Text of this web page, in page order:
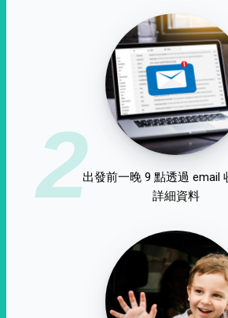
2出發前一晚 9 點透過 email
詳細資料